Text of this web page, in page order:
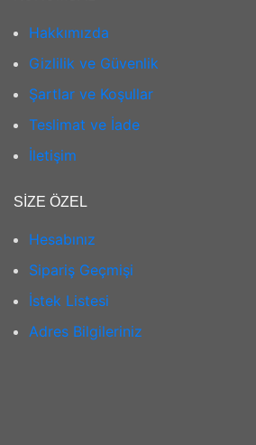
Hakkımızda
Gizlilik ve Güvenlik
Şartlar ve Koşullar
Teslimat ve İade
İletişim
SIZE ÖZEL
Hesabınız
Sipariş Geçmişi
İstek Listesi
Adres Bilgileriniz